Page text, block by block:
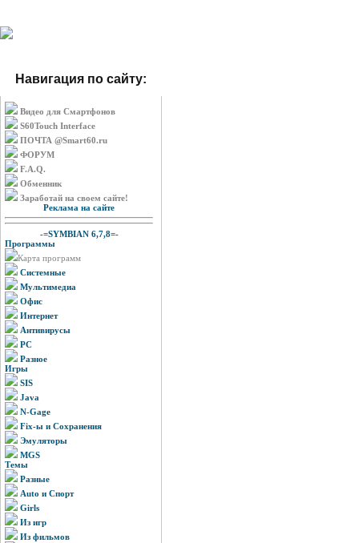
Навигация по сайту:
Видео для Смартфонов
S60Touch Interface
ПОЧТА @Smart60.ru
ФОРУМ
F.A.Q.
Обменник
Заработай на своем сайте!
Реклама на сайте
-=SYMBIAN 6,7,8=-
Программы
Карта программ
Системные
Мультимедиа
Офис
Интернет
Антивирусы
PC
Разное
Игры
SIS
Java
N-Gage
Fix-ы и Сохранения
Эмуляторы
MGS
Темы
Разные
Auto и Спорт
Girls
Из игр
Из фильмов